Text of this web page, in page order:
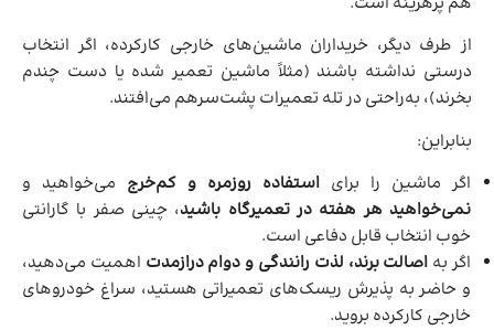
از طرف دیگر، خریداران ماشین‌های خارجی کارکرده، اگر انتخاب
درستی نداشته باشند (مثلاً ماشین تعمیر شده یا دست چندم
بخرند)، به‌راحتی در تله تعمیرات پشت‌سر‌هم می‌افتند.
بنابراین:
اگر ماشین را برای استفاده روزمره و کم‌خرج می‌خواهید و
نمی‌خواهید هر هفته در تعمیرگاه باشید، چینی صفر با گارانتی
خوب انتخاب قابل دفاعی است.
اگر به اصالت برند، لذت رانندگی و دوام درازمدت اهمیت می‌دهید،
و حاضر به پذیرش ریسک‌های تعمیراتی هستید، سراغ خودروهای
خارجی کارکرده بروید.